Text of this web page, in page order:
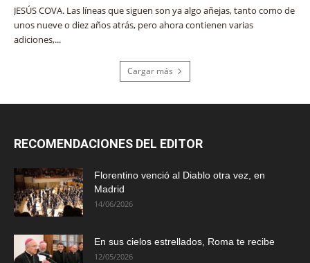
JESÚS COVA. Las líneas que siguen son ya algo añejas, tanto como de
unos nueve o diez años atrás, pero ahora contienen varias
adiciones,...
Cargar más
RECOMENDACIONES DEL EDITOR
Florentino venció al Diablo otra vez, en
Madrid
14/06/2026
En sus cielos estrellados, Roma te recibe
12/05/2026